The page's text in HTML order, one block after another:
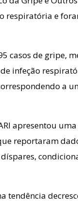
respiratória e
casos de gripe,
infeção
a
apresentou
reportaram
tendência